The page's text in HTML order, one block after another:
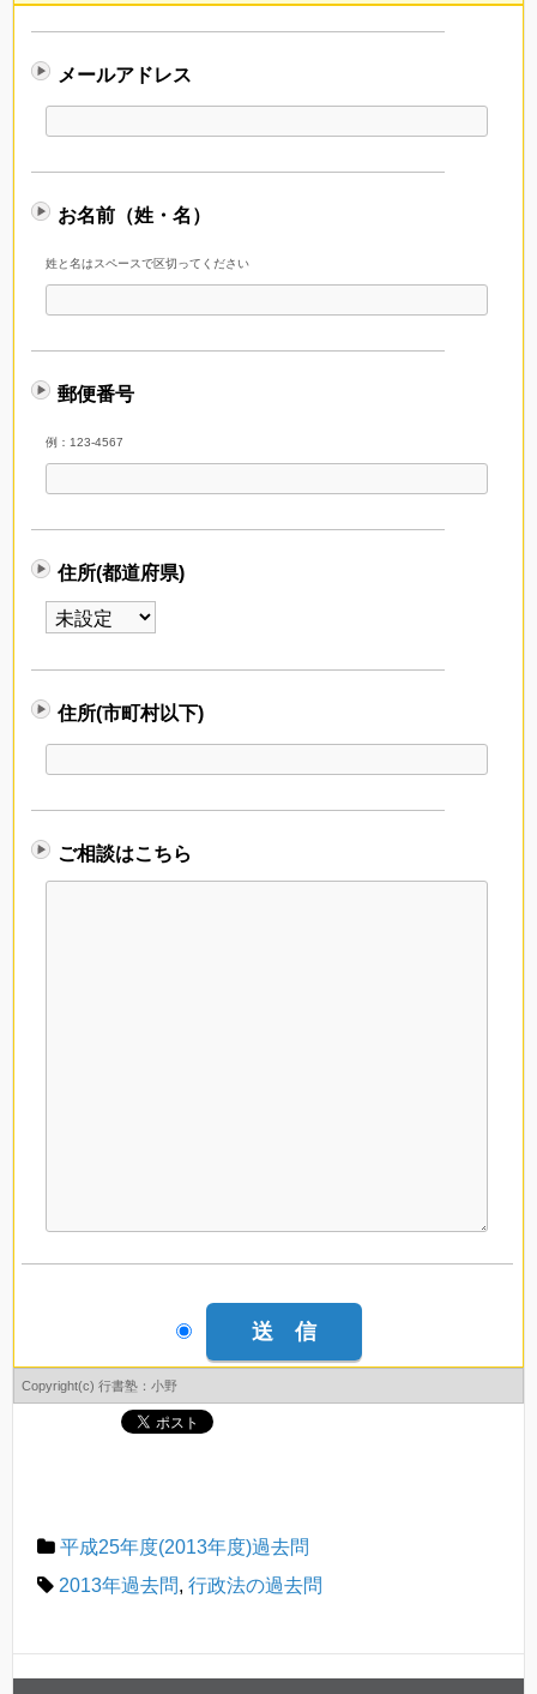
メールアドレス
お名前（姓・名）
姓と名はスペースで区切ってください
郵便番号
例：123-4567
住所(都道府県)
住所(市町村以下)
ご相談はこちら
Copyright(c) 行書塾：小野
平成25年度(2013年度)過去問
2013年過去問, 行政法の過去問